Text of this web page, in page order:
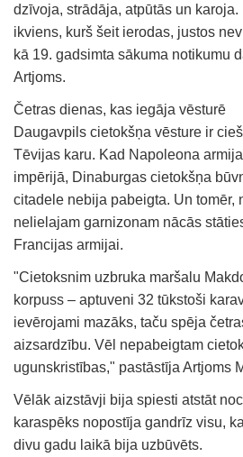
dzīvoja, strādāja, atpūtās un
ikviens, kurš šeit ierodas, justos
kā 19. gadsimta sākuma notikumu
Artjoms.
Četras dienas, kas iegāja vēsturē
Daugavpils cietokšņa vēsture ir
Tēvijas karu. Kad Napoleona
impērijā, Dinaburgas cietokšņa
citadele nebija pabeigta. Un tomēr,
nelielajam garnizonam nācās
Francijas armijai.
"Cietoksnim uzbruka maršalu
korpuss – aptuveni 32 tūkstoši
ievērojami mazāks, taču spēja
aizsardzību. Vēl nepabeigtam
ugunskristības," pastāstīja Artjoms
Vēlāk aizstāvji bija spiesti atstāt
karaspēks nopostīja gandrīz visu,
divu gadu laikā bija uzbūvēts.